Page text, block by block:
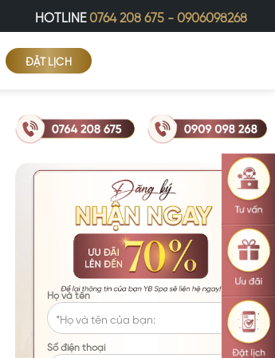
HOTLINE0764 208 675 -0906098268
ĐẶT LỊCH
Họ và tên
Số điện thoại